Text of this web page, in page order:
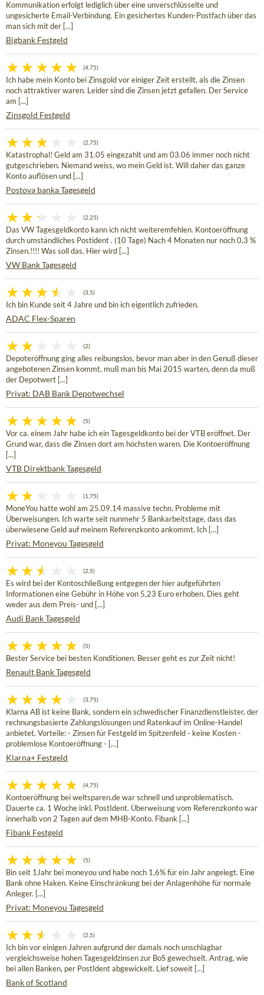
Kommunikation erfolgt lediglich über eine unverschlüsselte und
ungesicherte Email-Verbindung. Ein gesichertes Kunden-Postfach über das
man sich mit der [...]
Bigbank Festgeld
(4,75)
Ich habe mein Konto bei Zinsgold vor einiger Zeit erstellt, als die Zinsen
noch attraktiver waren. Leider sind die Zinsen jetzt gefallen. Der Service
am [...]
Zinsgold Festgeld
(2,75)
Katastrophal! Geld am 31.05 eingezahlt und am 03.06 immer noch nicht
gutgeschrieben. Niemand weiss, wo mein Geld ist. Will daher das ganze
Konto auflösen und [...]
Postova banka Tagesgeld
(2,25)
Das VW Tagesgeldkonto kann ich nicht weiteremfehlen. Kontoeröffnung
durch umständliches Postident . (10 Tage) Nach 4 Monaten nur noch 0,3 %
Zinsen.!!!! Was soll das. Hier wird [...]
VW Bank Tagesgeld
(3,5)
Ich bin Kunde seit 4 Jahre und bin ich eigentlich zufrieden.
ADAC Flex-Sparen
(2)
Depoteröffnung ging alles reibungslos, bevor man aber in den Genuß dieser
angebotenen Zinsen kommt, muß man bis Mai 2015 warten, denn da muß
der Depotwert [...]
Privat: DAB Bank Depotwechsel
(5)
Vor ca. einem Jahr habe ich ein Tagesgeldkonto bei der VTB eröffnet. Der
Grund war, dass die Zinsen dort am höchsten waren. Die Kontoeröffnung
[...]
VTB Direktbank Tagesgeld
(1,75)
MoneYou hatte wohl am 25.09.14 massive techn. Probleme mit
Überweisungen. Ich warte seit nunmehr 5 Bankarbeitstage, dass das
überwiesene Geld auf meinem Referenzkonto ankommt. Ich [...]
Privat: Moneyou Tagesgeld
(2,5)
Es wird bei der Kontoschließung entgegen der hier aufgeführten
Informationen eine Gebühr in Höhe von 5,23 Euro erhoben. Dies geht
weder aus dem Preis- und [...]
Audi Bank Tagesgeld
(5)
Bester Service bei besten Konditionen. Besser geht es zur Zeit nicht!
Renault Bank Tagesgeld
(3,75)
Klarna AB ist keine Bank, sondern ein schwedischer Finanzdienstleister, der
rechnungsbasierte Zahlungslösungen und Ratenkauf im Online-Handel
anbietet. Vorteile: - Zinsen für Festgeld im Spitzenfeld - keine Kosten -
problemlose Kontoeröffnung - [...]
Klarna+ Festgeld
(4,75)
Kontoeröffnung bei weltsparen.de war schnell und unproblematisch.
Dauerte ca. 1 Woche inkl. PostIdent. Überweisung vom Referenzkonto war
innerhalb von 2 Tagen auf dem MHB-Konto. Fibank [...]
Fibank Festgeld
(5)
Bin seit 1Jahr bei moneyou und habe noch 1,6% für ein Jahr angelegt. Eine
Bank ohne Haken. Keine Einschränkung bei der Anlagenhöhe für normale
Anleger. [...]
Privat: Moneyou Tagesgeld
(2,5)
Ich bin vor einigen Jahren aufgrund der damals noch unschlagbar
vergleichsweise hohen Tagesgeldzinsen zur BoS gewechselt. Antrag, wie
bei allen Banken, per PostIdent abgewickelt. Lief soweit [...]
Bank of Scotland